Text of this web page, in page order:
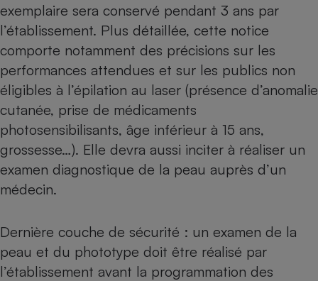
exemplaire sera conservé pendant 3 ans par
l’établissement. Plus détaillée, cette notice
comporte notamment des précisions sur les
performances attendues et sur les publics non
éligibles à l’épilation au laser (présence d’anomalie
cutanée, prise de médicaments
photosensibilisants, âge inférieur à 15 ans,
grossesse…). Elle devra aussi inciter à réaliser un
examen diagnostique de la peau auprès d’un
médecin.
Dernière couche de sécurité : un examen de la
peau et du phototype doit être réalisé par
l’établissement avant la programmation des
Cafetière à expressos
Robot ménager